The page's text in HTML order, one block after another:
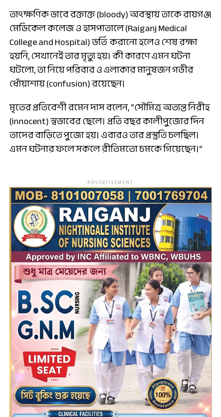
তাৎক্ষণিক ভাবে রক্তাক্ত (bloody) অবস্থায় তাকে রায়গঞ্জ
মেডিকেল কলেজ ও হাসপাতালে (Raiganj Medical
College and Hospital) ভর্তি করানো হলেও শেষ রক্ষা
হয়নি, সেখানেই তার মৃত্যু হয়। কী কারণে এমন ঘটনা
ঘটলো, তা নিয়ে পরিবার ও এলাকার মানুষজন গভীর
ধোঁয়াশায় (confusion) রয়েছেন।
মৃতের প্রতিবেশী রমেন দাস বলেন, “সৌমিত্র অত্যন্ত নিরীহ
(innocent) স্বভাবের ছেলে। প্রতি বছর কালীপুজোর দিন
তাদের বাড়িতে পুজো হয়। এবারও তার প্রস্তুতি চলছিল।
এমন ঘটনার ফলে সকলে রীতিমতো চমকে গিয়েছেন।”
ADVERTISEMENT